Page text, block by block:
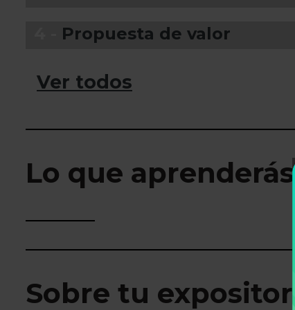
Propuesta de valor
Ver todos
Lo que aprenderás
Sobre tu expositor